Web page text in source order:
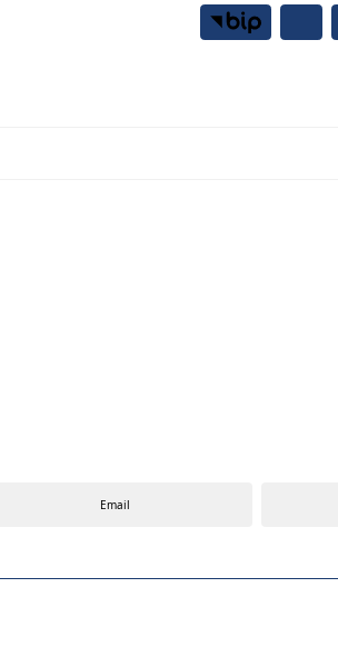
Email